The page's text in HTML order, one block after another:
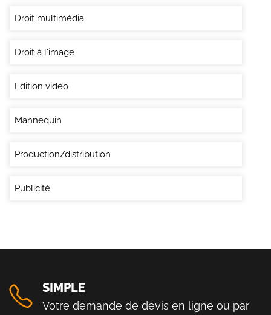
Droit multimédia
Droit à l'image
Edition vidéo
Mannequin
Production/distribution
Publicité
SIMPLE
Votre demande de devis en ligne ou par